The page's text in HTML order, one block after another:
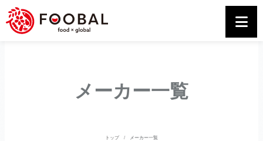
メーカー一覧
トップ メーカー一覧